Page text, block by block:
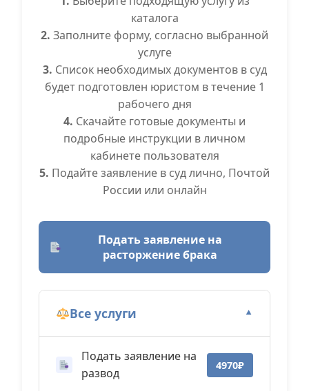
каталога
2. Заполните форму, согласно выбранной
услуге
3. Список необходимых документов в суд
будет подготовлен юристом в течение 1
рабочего дня
4. Скачайте готовые документы и
подробные инструкции в личном
кабинете пользователя
5. Подайте заявление в суд лично, Почтой
России или онлайн
Подать заявление на
расторжение брака
Все услуги ▼
Подать заявление на
развод
4970₽